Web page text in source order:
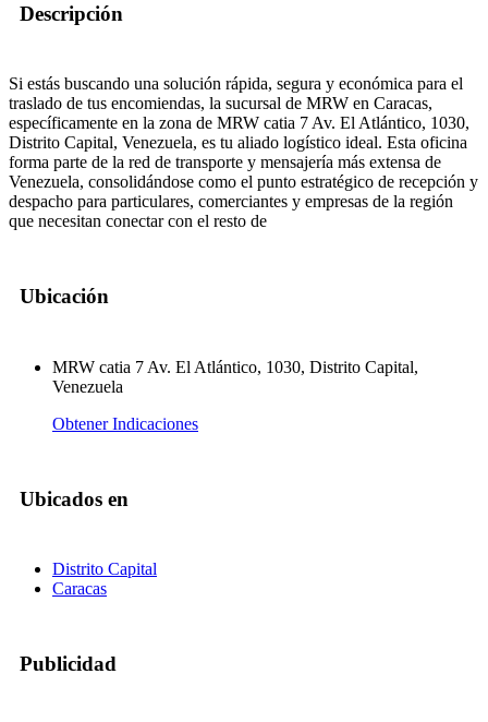
Descripción
Si estás buscando una solución rápida, segura y económica para el
traslado de tus encomiendas, la sucursal de MRW en Caracas,
específicamente en la zona de MRW catia 7 Av. El Atlántico, 1030,
Distrito Capital, Venezuela, es tu aliado logístico ideal. Esta oficina
forma parte de la red de transporte y mensajería más extensa de
Venezuela, consolidándose como el punto estratégico de recepción y
despacho para particulares, comerciantes y empresas de la región
que necesitan conectar con el resto de
Ubicación
MRW catia 7 Av. El Atlántico, 1030, Distrito Capital,
Venezuela
Obtener Indicaciones
Ubicados en
Distrito Capital
Caracas
Publicidad